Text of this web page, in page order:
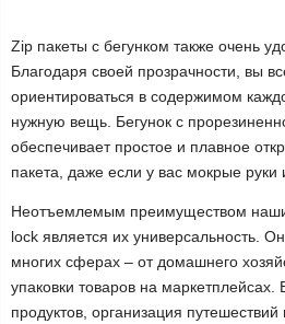
Zip пакеты с бегунком также очень
Благодаря своей прозрачности, вы
ориентироваться в содержимом
нужную вещь. Бегунок с
обеспечивает простое и плавное
пакета, даже если у вас мокрые руки
Неотъемлемым преимуществом
lock является их универсальность.
многих сферах – от домашнего
упаковки товаров на маркетплейсах.
продуктов, организация